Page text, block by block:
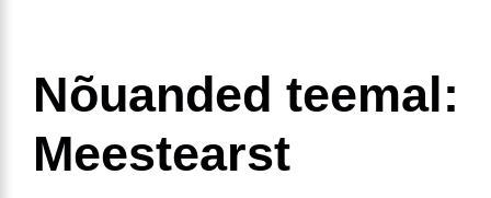
Nõuanded teemal:
Meestearst